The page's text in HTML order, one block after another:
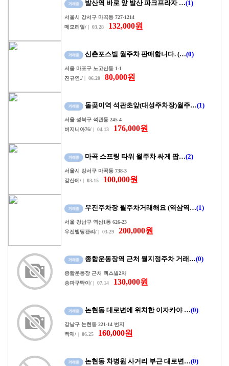
발산역 바로 앞 발산 파크프라자 …(1)
서울시 강서구 마곡동 727-1214
메모리얼/ | 03.28 132,000원
신촌포스빌 월주차 판매합니다. (…(0)
서울 마포구 노고산동 1-1
진규연./ | 06.20 80,000원
돌곶이역 석관초앞(대성주차장)월주…(1)
서울 성북구 석관동 245-4
버지니아76/ | 04.13 176,000원
마곡 스프링 타워 월주차 싸게 팝…(2)
서울시 강서구 마곡동 738-3
강산에/ | 03.15 100,000원
우진주차장 월주차거래해요 (역삼역…(1)
서울 강남구 역삼1동 626-23
우진빌딩관리/ | 03.29 200,000원
종합운동장역 근처 월지정주차 거래…(0)
종합운동장 근처 렉스빌2차
송파구탁이/ | 07.14 130,000원
논현동 대로변에 위치한 이자카야 …(0)
강남구 논현동 221-14 번지
빡재/ | 06.25 160,000원
논현동 차병원 사거리 부근 대로변…(0)